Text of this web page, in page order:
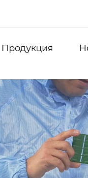
Продукция